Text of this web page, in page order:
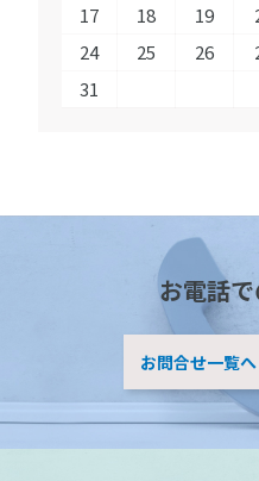
17
18 19
24
25 26
31
お電話
お問合せ一覧へ